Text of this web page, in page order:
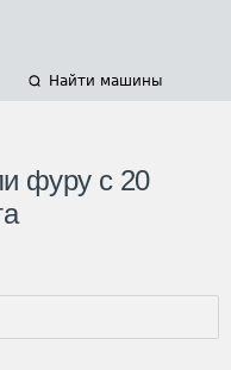
Найти машины
фуру с 20